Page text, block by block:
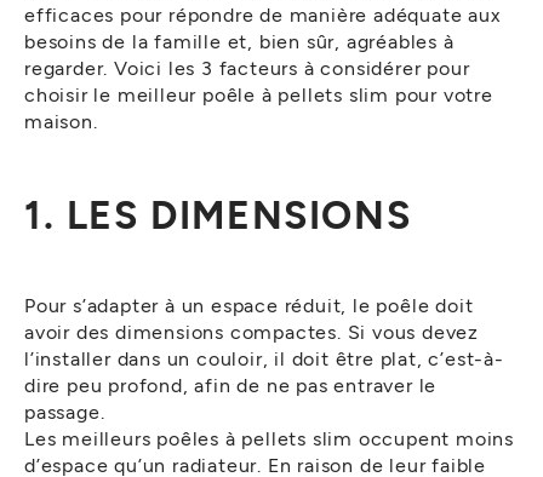
efficaces pour répondre de manière adéquate aux
besoins de la famille et, bien sûr, agréables à
regarder. Voici les 3 facteurs à considérer pour
choisir le meilleur poêle à pellets slim pour votre
maison.
1. LES DIMENSIONS
Pour s’adapter à un espace réduit, le poêle doit
avoir des dimensions compactes. Si vous devez
l’installer dans un couloir, il doit être plat, c’est-à-
dire peu profond, afin de ne pas entraver le
passage.
Les meilleurs poêles à pellets slim occupent moins
d’espace qu’un radiateur. En raison de leur faible